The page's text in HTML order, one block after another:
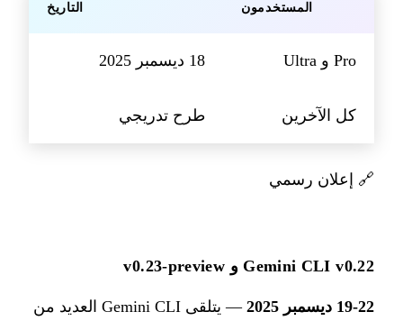
المستخدمون التاريخ
Pro و Ultra 18 ديسمبر 2025
كل الآخرين طرح تدريجي
🔗 إعلان رسمي
Gemini CLI v0.22 و v0.23-preview
19-22 ديسمبر 2025
— يتلقى Gemini CLI العديد من